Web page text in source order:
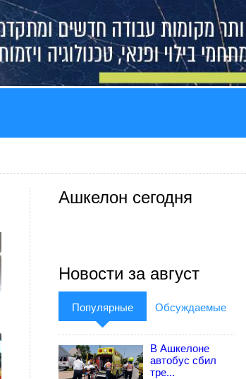
Ашкелон сегодня
Новости за август
Популярные Обсуждаемые
В Ашкелоне
автобус сбил
тре...